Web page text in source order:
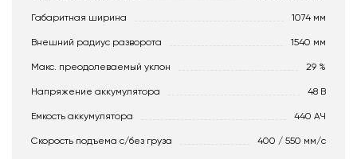
Габаритная ширина 1074 мм
Внешний радиус разворота 1540 мм
Макс. преодолеваемый уклон 29 %
Напряжение аккумулятора 48 В
Емкость аккумулятора 440 АЧ
Скорость подъема с/без груза 400 / 550 мм/с